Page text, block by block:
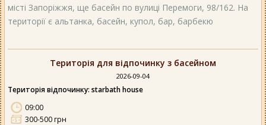
місті Запоріжжя, ще басейн по вулиці Перемоги, 98/162. На
території є альтанка, басейн, купол, бар, барбекю
Територія для відпочинку з басейном
2026-09-04
Територія відпочинку: starbath house
09:00
300-500 грн